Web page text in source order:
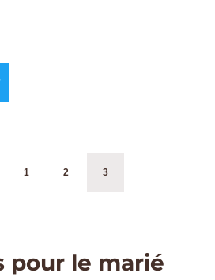
1 2 3
pour le marié